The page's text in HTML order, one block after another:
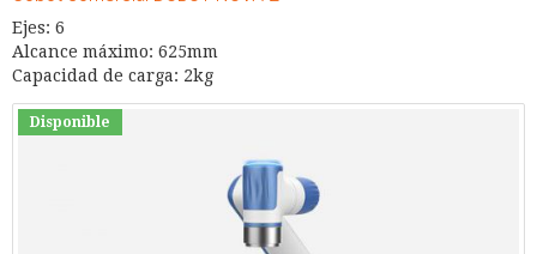
Ejes: 6
Alcance máximo: 625mm
Capacidad de carga: 2kg
Disponible